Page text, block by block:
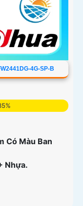
4G-SP-B
Có Màu Ban
Nhựa.